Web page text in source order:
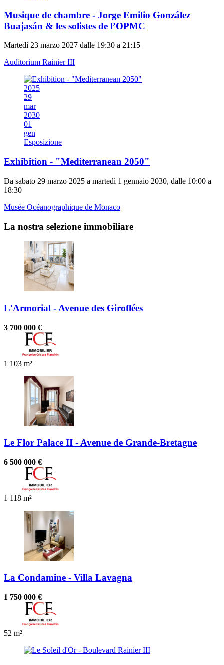
Musique de chambre - Jorge Emilio González
Buajasán & les solistes de l’OPMC
Martedì 23 marzo 2027 dalle 19:30 a 21:15
Auditorium Rainier III
2025
29
mar
2030
01
gen
Esposizione
Exhibition - "Mediterranean 2050"
Da sabato 29 marzo 2025 a martedì 1 gennaio 2030, dalle 10:00 a
18:30
Musée Océanographique de Monaco
La nostra selezione immobiliare
L'Armorial - Avenue des Giroflées
3 700 000 €
1 103 m²
Le Flor Palace II - Avenue de Grande-Bretagne
6 500 000 €
1 118 m²
La Condamine - Villa Lavagna
1 750 000 €
52 m²